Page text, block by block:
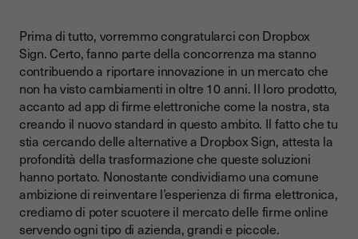
Prima di tutto, vorremmo congratularci con Dropbox
Sign. Certo, fanno parte della concorrenza ma stanno
contribuendo a riportare innovazione in un mercato che
non ha visto cambiamenti in oltre 10 anni. Il loro prodotto,
accanto ad app di firme elettroniche come la nostra, sta
creando il nuovo standard in questo ambito. Il fatto che tu
stia cercando delle alternative a Dropbox Sign, attesta la
profondità della trasformazione che queste soluzioni
hanno portato. Nonostante condividiamo una comune
ambizione di reinventare l’esperienza di firma elettronica,
crediamo di poter scuotere il mercato delle firme online
servendo ogni tipo di azienda, grandi e piccole.